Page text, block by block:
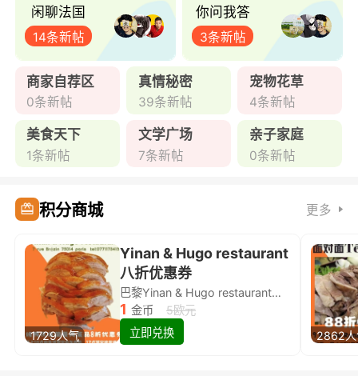
闲聊法国
14条新帖
你问我答
3条新帖
商家自荐区
0条新帖
真情秘密
39条新帖
宠物花草
4条新帖
美食天下
1条新帖
文学广场
7条新帖
亲子家庭
0条新帖
积分商城 更多
1729人气
Yinan & Hugo restaurant
八折优惠券
巴黎Yinan & Hugo restaurant除简餐类全场8折
1 金币
5欧元
立即兑换
2862